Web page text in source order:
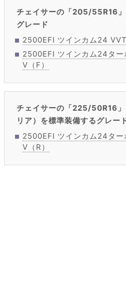
チェイサーの「205/55R16
グレード
2500EFI ツインカム24
2500EFI ツインカム24タ
V（F）
チェイサーの「225/50R16
リア）を標準装備するグレー
2500EFI ツインカム24タ
V（R）